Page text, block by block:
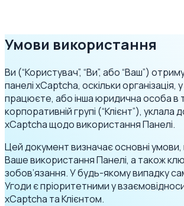
Умови використання
Ви (“Користувач”, “Ви”, або “Ваш”)
панелі xCaptcha, оскільки організація, у
працюєте, або інша юридична особа в
корпоративній групі (“Клієнт”), уклала
xCaptcha щодо використання Панелі.
Цей документ визначає основні
Ваше використання Панелі, а також
зобов’язання. У будь-якому випадку
Угоди є пріоритетними у
xCaptcha та Клієнтом.